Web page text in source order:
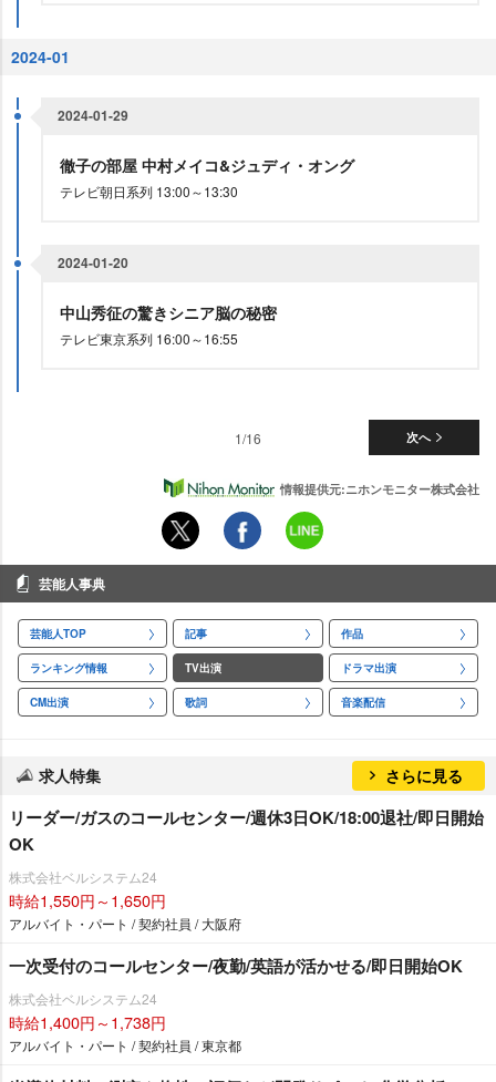
2024-01
2024-01-29
徹子の部屋 中村メイコ&ジュディ・オング
テレビ朝日系列 13:00～13:30
2024-01-20
中山秀征の驚きシニア脳の秘密
テレビ東京系列 16:00～16:55
次へ
1/16
情報提供元:ニホンモニター株式会社
芸能人事典
芸能人TOP 記事 作品
ランキング情報 TV出演 ドラマ出演
CM出演 歌詞 音楽配信
求人特集 さらに見る
リーダー/ガスのコールセンター/週休3日OK/18:00退社/即日開始
OK
株式会社ベルシステム24
時給1,550円～1,650円
アルバイト・パート / 契約社員 / 大阪府
一次受付のコールセンター/夜勤/英語が活かせる/即日開始OK
株式会社ベルシステム24
時給1,400円～1,738円
アルバイト・パート / 契約社員 / 東京都